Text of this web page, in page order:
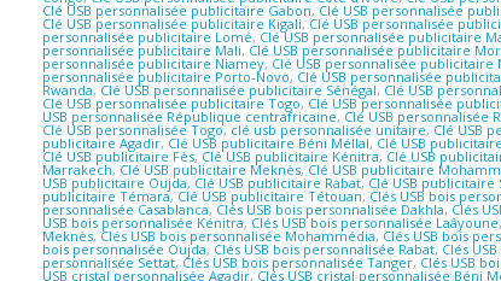
Clé USB personnalisée publicitaire Gabon, Clé USB personnalisée
Clé USB personnalisée publicitaire Kigali, Clé USB personnalisée
personnalisée publicitaire Lomé, Clé USB personnalisée publicitaire
personnalisée publicitaire Mali, Clé USB personnalisée publicitaire
personnalisée publicitaire Niamey, Clé USB personnalisée publicitaire
personnalisée publicitaire Porto-Novo, Clé USB personnalisée
Rwanda, Clé USB personnalisée publicitaire Sénégal, Clé USB
Clé USB personnalisée publicitaire Togo, Clé USB personnalisée
USB personnalisée République centrafricaine, Clé USB personnalisée
Clé USB personnalisée Togo, clé usb personnalisée unitaire, Clé USB
publicitaire Agadir, Clé USB publicitaire Béni Méllal, Clé USB
Clé USB publicitaire Fès, Clé USB publicitaire Kénitra, Clé USB
Marrakech, Clé USB publicitaire Meknès, Clé USB publicitaire
USB publicitaire Oujda, Clé USB publicitaire Rabat, Clé USB publicitaire
publicitaire Témara, Clé USB publicitaire Tétouan, Clés USB bois
personnalisée Casablanca, Clés USB bois personnalisée Dakhla, Clés
USB bois personnalisée Kénitra, Clés USB bois personnalisée Laâyoune,
Meknès, Clés USB bois personnalisée Mohammédia, Clés USB bois
bois personnalisée Oujda, Clés USB bois personnalisée Rabat, Clés
personnalisée Settat, Clés USB bois personnalisée Tanger, Clés USB
USB cristal personnalisée Agadir, Clés USB cristal personnalisée Béni